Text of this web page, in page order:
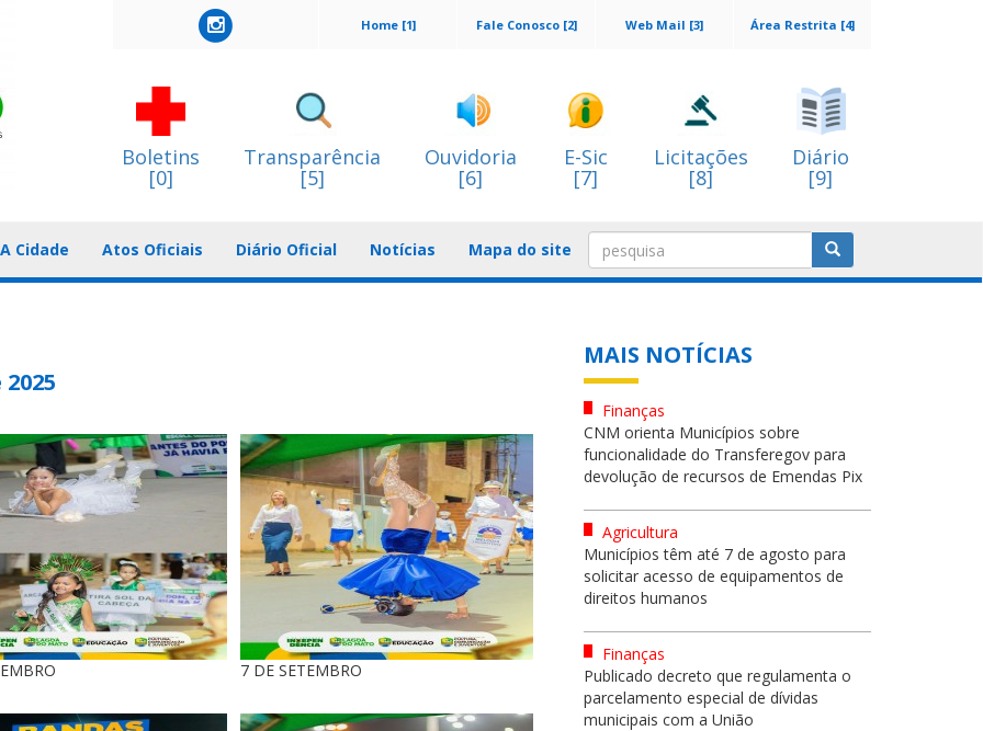
Área Restrita [4]
Web Mail [3]
Fale Conosco [2]
Home [1]
Boletins
[0]
Transparência
[5]
Ouvidoria
[6]
E-Sic
[7]
Licitações
[8]
Diário
[9]
A Cidade Atos Oficiais Diário Oficial Notícias Mapa do site
7 DE SETEMBRO
MAIS NOTÍCIAS
Finanças
CNM orienta Municípios sobre
funcionalidade do Transferegov para
devolução de recursos de Emendas Pix
Agricultura
Municípios têm até 7 de agosto para
solicitar acesso de equipamentos de
direitos humanos
Finanças
Publicado decreto que regulamenta o
parcelamento especial de dívidas
municipais com a União